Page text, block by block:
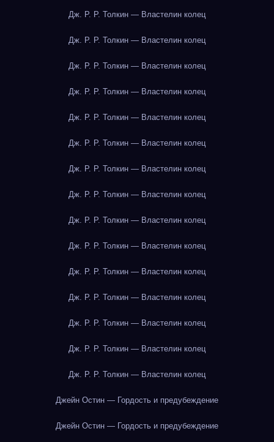
Дж. Р. Р. Толкин — Властелин колец
Дж. Р. Р. Толкин — Властелин колец
Дж. Р. Р. Толкин — Властелин колец
Дж. Р. Р. Толкин — Властелин колец
Дж. Р. Р. Толкин — Властелин колец
Дж. Р. Р. Толкин — Властелин колец
Дж. Р. Р. Толкин — Властелин колец
Дж. Р. Р. Толкин — Властелин колец
Дж. Р. Р. Толкин — Властелин колец
Дж. Р. Р. Толкин — Властелин колец
Дж. Р. Р. Толкин — Властелин колец
Дж. Р. Р. Толкин — Властелин колец
Дж. Р. Р. Толкин — Властелин колец
Дж. Р. Р. Толкин — Властелин колец
Дж. Р. Р. Толкин — Властелин колец
Джейн Остин — Гордость и предубеждение
Джейн Остин — Гордость и предубеждение